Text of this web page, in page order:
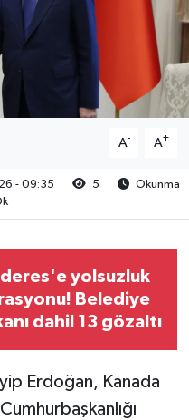
A- A+
- 09:35 5
Okunma
yolsuzluk
Belediye
dahil 13 gözaltı
Erdoğan, Kanada